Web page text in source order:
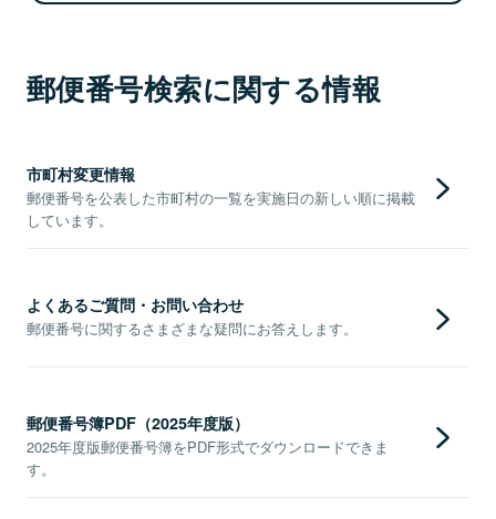
郵便番号検索に関する情報
市町村変更情報
郵便番号を公表した市町村の一覧を実施日の新しい順に掲載
しています。
よくあるご質問・お問い合わせ
郵便番号に関するさまざまな疑問にお答えします。
郵便番号簿PDF（2025年度版）
2025年度版郵便番号簿をPDF形式でダウンロードできま
す。